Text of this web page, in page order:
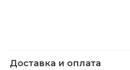
Доставка и оплата